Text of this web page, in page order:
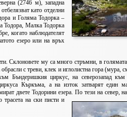
(2746 м), западна
като отделни
и Голяма Тодорка –
Тодора, Малка Тодорка
когато наблюдателят
езеро или на връх
Склоновете му са много стръмни, в
обрасли с треви, клек и иглолистна гора (мура,
Бъндеришкия циркус, на северозапад към
Къркъма, а на изток затварят един
двете Тодорини езера. По тези на север,
трасета на ски писти и